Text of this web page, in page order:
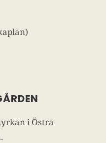
i Östra